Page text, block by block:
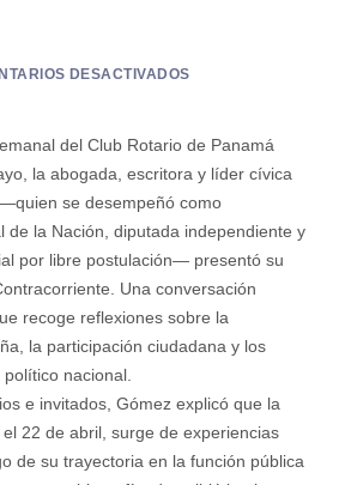
DESACTIVADOS
del Club Rotario de Panamá
la abogada, escritora y líder cívica
se desempeñó como
de la Nación, diputada independiente y
por libre postulación— presentó su
Una conversación
recoge reflexiones sobre la
la participación ciudadana y los
nacional.
e invitados, Gómez explicó que la
22 de abril, surge de experiencias
de su trayectoria en la función pública